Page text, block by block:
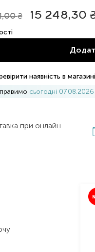
₴ 15 248,30
наявність в магазині
сьогодні 07.08.2026
при онлайн